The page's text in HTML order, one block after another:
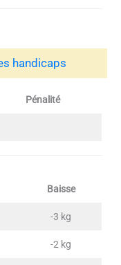
handicaps
Pénalité
Baisse
-3 kg
-2 kg